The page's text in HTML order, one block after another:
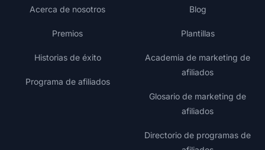
Acerca de nosotros
Premios
Historias de éxito
Programa de afiliados
Blog
Plantillas
Academia de marketing de
afiliados
Glosario de marketing de
afiliados
Directorio de programas de